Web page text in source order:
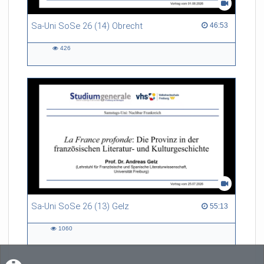
Sa-Uni SoSe 26 (14) Obrecht 46:53
46:53 duration
426
Sa-Uni SoSe 26 (13) Gelz 55:13
55:13 duration
1060